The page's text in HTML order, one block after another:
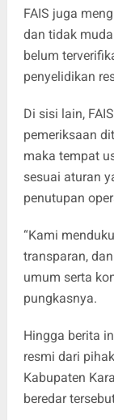
FAIS juga
dan tidak
belum
penyelidikan
Di sisi lain,
pemeriksaan
maka tempat
sesuai aturan
penutupan
“Kami
transparan,
umum serta
pungkasnya.
Hingga berita
resmi dari
Kabupaten
beredar